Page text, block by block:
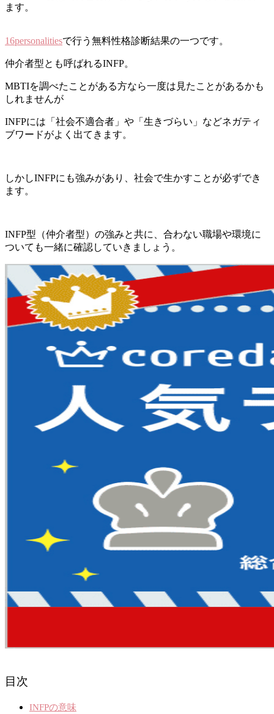
ます。
16personalitiesで行う無料性格診断結果の一つです。
仲介者型とも呼ばれるINFP。
MBTIを調べたことがある方なら一度は見たことがあるかも
しれませんが
INFPには「社会不適合者」や「生きづらい」などネガティ
ブワードがよく出てきます。
しかしINFPにも強みがあり、社会で生かすことが必ずでき
ます。
INFP型（仲介者型）の強みと共に、合わない職場や環境に
ついても一緒に確認していきましょう。
目次
INFPの意味